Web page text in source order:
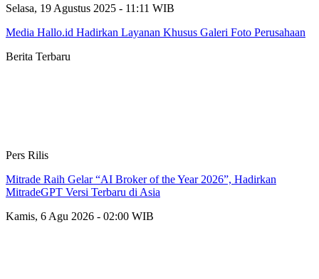
Selasa, 19 Agustus 2025 - 11:11 WIB
Media Hallo.id Hadirkan Layanan Khusus Galeri Foto Perusahaan
Berita Terbaru
Pers Rilis
Mitrade Raih Gelar “AI Broker of the Year 2026”, Hadirkan
MitradeGPT Versi Terbaru di Asia
Kamis, 6 Agu 2026 - 02:00 WIB